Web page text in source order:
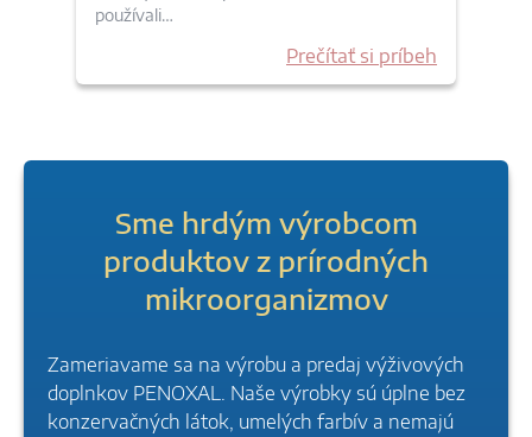
používali…
Prečítať si príbeh
Sme hrdým výrobcom
produktov z prírodných
mikroorganizmov
Zameriavame sa na výrobu a predaj výživových
doplnkov PENOXAL. Naše výrobky sú úplne bez
konzervačných látok, umelých farbív a nemajú